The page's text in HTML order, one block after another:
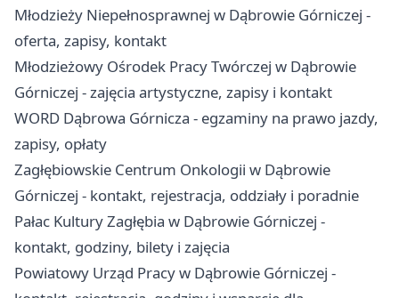
Młodzieży Niepełnosprawnej w Dąbrowie Górniczej -
oferta, zapisy, kontakt
Młodzieżowy Ośrodek Pracy Twórczej w Dąbrowie
Górniczej - zajęcia artystyczne, zapisy i kontakt
WORD Dąbrowa Górnicza - egzaminy na prawo jazdy,
zapisy, opłaty
Zagłębiowskie Centrum Onkologii w Dąbrowie
Górniczej - kontakt, rejestracja, oddziały i poradnie
Pałac Kultury Zagłębia w Dąbrowie Górniczej -
kontakt, godziny, bilety i zajęcia
Powiatowy Urząd Pracy w Dąbrowie Górniczej -